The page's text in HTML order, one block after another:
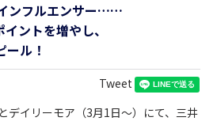
ンフルエンサー……
ントを増やし、
ル！
Tweet
デイリーモア（3月1日～）にて、三井